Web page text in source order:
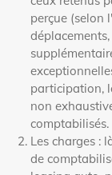
perçue (selon
participation,
non
comptabilisés.
Les charges :
de